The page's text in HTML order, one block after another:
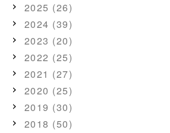
2025 (26)
2024 (39)
2023 (20)
2022 (25)
2021 (27)
2020 (25)
2019 (30)
2018 (50)